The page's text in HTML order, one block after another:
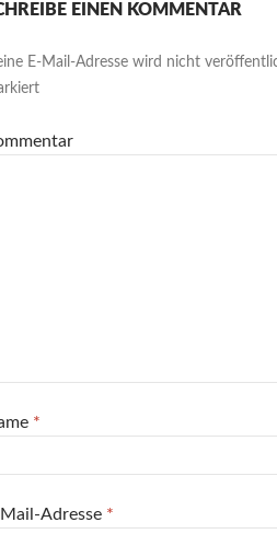
EINEN KOMMENTAR
E-Mail-Adresse wird nicht
*
Mail-Adresse *